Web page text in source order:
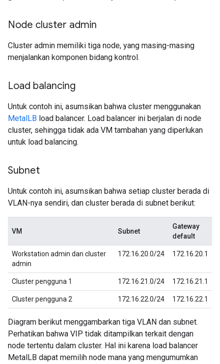
Node cluster admin
Cluster admin memiliki tiga node, yang masing-masing
menjalankan komponen bidang kontrol.
Load balancing
Untuk contoh ini, asumsikan bahwa cluster menggunakan
MetalLB load balancer. Load balancer ini berjalan di node
cluster, sehingga tidak ada VM tambahan yang diperlukan
untuk load balancing.
Subnet
Untuk contoh ini, asumsikan bahwa setiap cluster berada di
VLAN-nya sendiri, dan cluster berada di subnet berikut:
VM Subnet
Gateway
default
Workstation admin dan cluster
admin
172.16.20.0/24 172.16.20.1
Cluster pengguna 1 172.16.21.0/24 172.16.21.1
Cluster pengguna 2 172.16.22.0/24 172.16.22.1
Diagram berikut menggambarkan tiga VLAN dan subnet.
Perhatikan bahwa VIP tidak ditampilkan terkait dengan
node tertentu dalam cluster. Hal ini karena load balancer
MetalLB dapat memilih node mana yang mengumumkan